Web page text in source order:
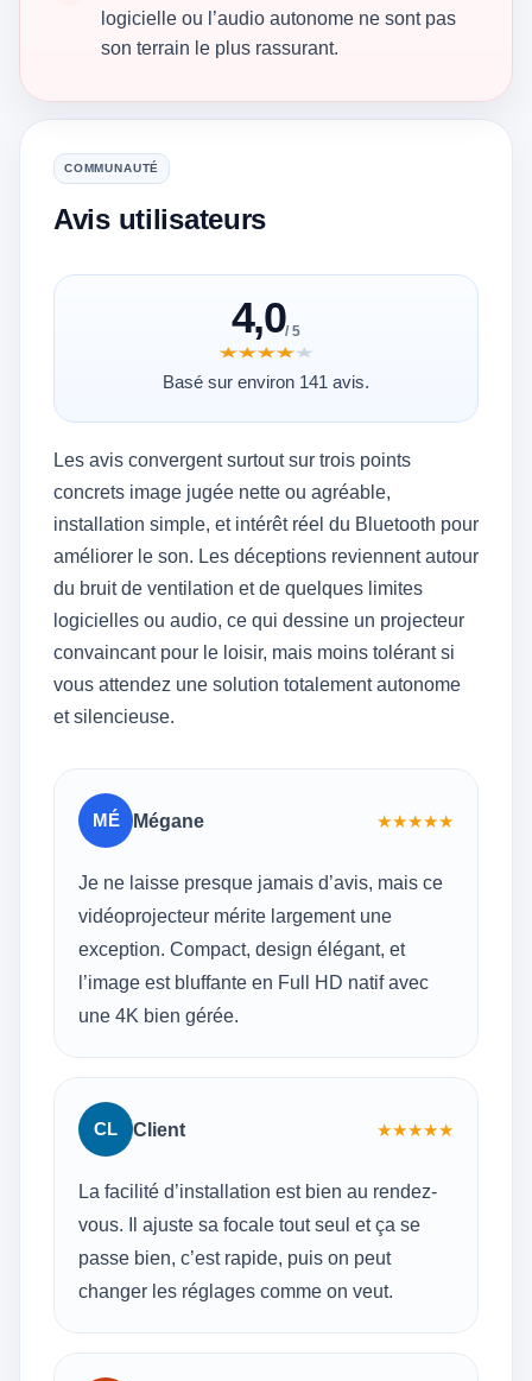
logicielle ou l’audio autonome ne sont pas
son terrain le plus rassurant.
COMMUNAUTÉ
Avis utilisateurs
Les avis convergent surtout sur trois points
concrets image jugée nette ou agréable,
installation simple, et intérêt réel du Bluetooth pour
améliorer le son. Les déceptions reviennent autour
du bruit de ventilation et de quelques limites
logicielles ou audio, ce qui dessine un projecteur
convaincant pour le loisir, mais moins tolérant si
vous attendez une solution totalement autonome
et silencieuse.
4,0/ 5
★★★★★
★★★★★
Basé sur environ 141 avis.
MÉ Mégane ★★★★★
Je ne laisse presque jamais d’avis, mais ce
vidéoprojecteur mérite largement une
exception. Compact, design élégant, et
l’image est bluffante en Full HD natif avec
une 4K bien gérée.
CL Client ★★★★★
La facilité d’installation est bien au rendez-
vous. Il ajuste sa focale tout seul et ça se
passe bien, c’est rapide, puis on peut
changer les réglages comme on veut.